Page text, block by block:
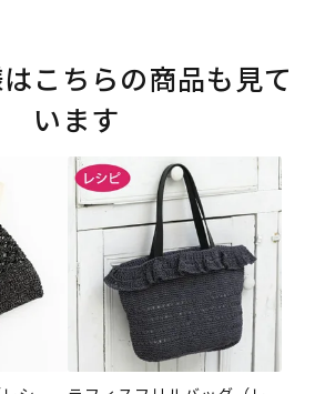
こちらの商品も見て
います